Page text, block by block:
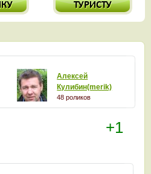
Алексей
Кулибин(merik)
48 роликов
1 подписчик
+1